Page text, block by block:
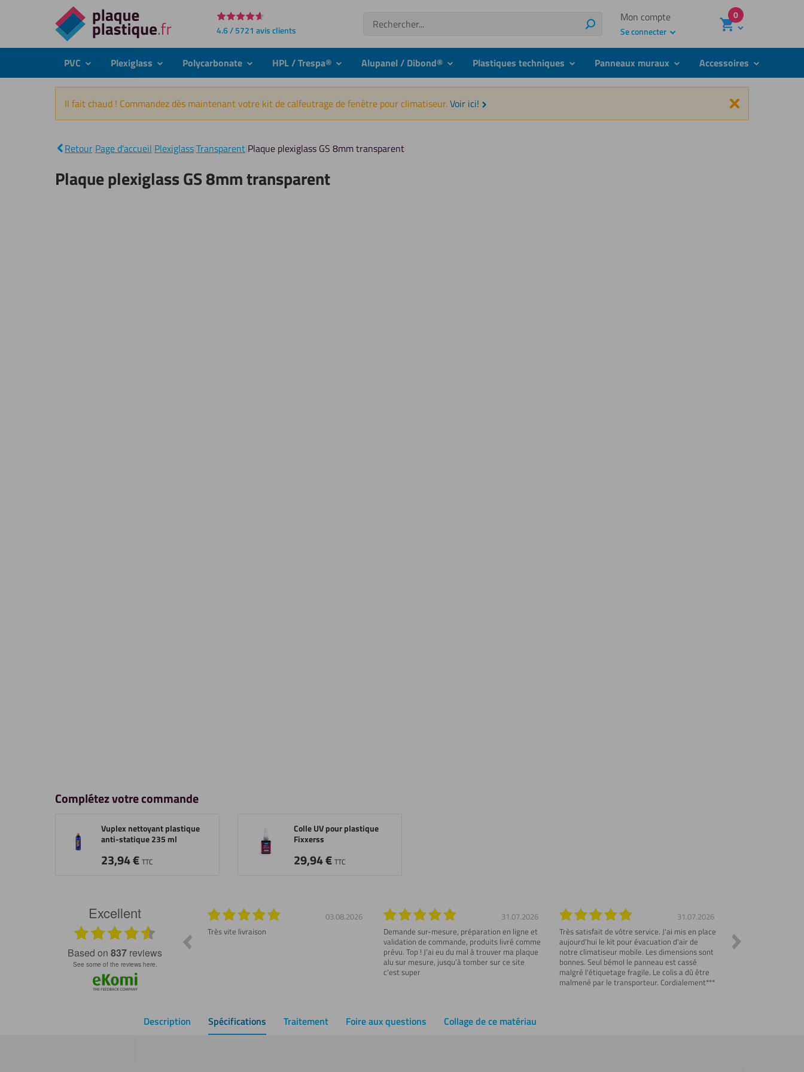
Directement
au
contenu
4.6 / 5721 avis clients
Recherche
Rechercher
Mon compte
Se connecter
0
PVC submenuPlexiglass submenuPolycarbonate submenuHPL / Trespa® submenuAlupanel / Dibond® submenuPlastiques techniques submenuPanneaux muraux submenuAccessoires submenu
Il fait chaud ! Commandez dès maintenant votre kit de calfeutrage de fenêtre pour climatiseur.Voir ici! Fermer
Retour Page d'accueil PlexiglassTransparent Plaque plexiglass GS 8mm transparent
Plaque plexiglass GS 8mm transparent
Complétez votre commande
Vuplex nettoyant plastique
anti-statique 235 ml
23,94€ TTC
Colle UV pour plastique
Fixxerss
29,94€ TTC
Excellent
based on 837 reviews
see some of the reviews here.
Produit conforme et délai rapide ! Dommage
de ne pas avoir trouvé ce site plus tôt 😇
03.08.2026
Très vite livraison
31.07.2026
Demande sur-mesure, préparation en ligne et
validation de commande, produits livré comme
prévu. Top ! J’ai eu du mal à trouver ma plaque
alu sur mesure, jusqu’à tomber sur ce site
c’est super
31.07.2026
Très satisfait de vôtre service. J'ai mis en place
aujourd'hui le kit pour évacuation d'air de
notre climatiseur mobile. Les dimensions sont
bonnes. Seul bémol le panneau est cassé
malgré l'étiquetage fragile. Le colis a dû être
malmené par le transporteur. Cordialement***
Emballage de
Description Spécifications Traitement Foire aux questions Collage de ce matériau